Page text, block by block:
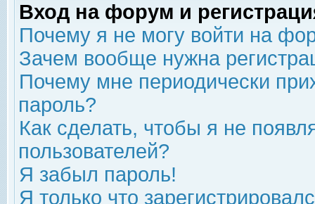
Вход на форум и
Почему я не могу войти на
Зачем вообще нужна
Почему мне периодически
пароль?
Как сделать, чтобы я не
пользователей?
Я забыл пароль!
Я только что